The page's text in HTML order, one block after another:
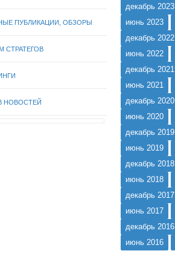
ПУБЛИКАЦИИ, ОБЗОРЫ
СТРАТЕГОВ
НОВОСТЕЙ
декабрь 2023
июнь 2023
декабрь 2022
июнь 2022
декабрь 2021
июнь 2021
декабрь 2020
июнь 2020
декабрь 2019
июнь 2019
декабрь 2018
июнь 2018
декабрь 2017
июнь 2017
декабрь 2016
июнь 2016